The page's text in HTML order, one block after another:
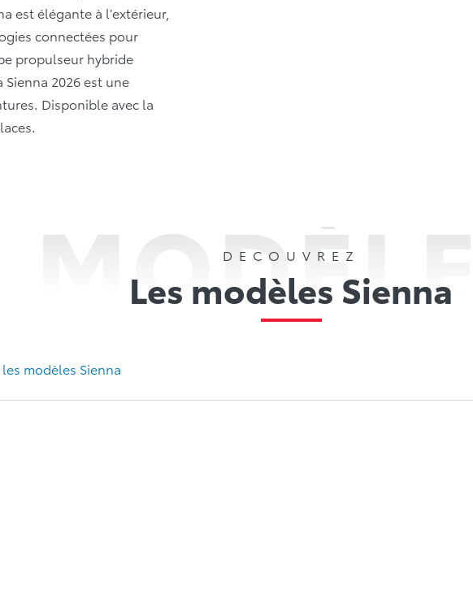
est élégante à l’extérieur,
connectées pour
propulseur hybride
2026 est une
Disponible avec la
DECOUVREZ
Les modèles Sienna
modèles Sienna